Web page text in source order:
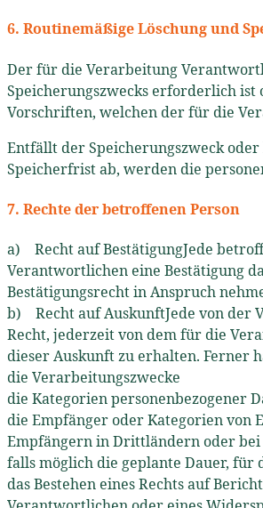
6. Routinemäßige Löschung und
Der für die Verarbeitung
Speicherungszwecks erforderlich ist
Vorschriften, welchen der für die
Entfällt der Speicherungszweck
Speicherfrist ab, werden die
7. Rechte der betroffenen Person
a) Recht auf BestätigungJede
Verantwortlichen eine Bestätigung
Bestätigungsrecht in Anspruch
b) Recht auf AuskunftJede von der
Recht, jederzeit von dem für die
dieser Auskunft zu erhalten. Ferner
die Verarbeitungszwecke
die Kategorien personenbezogener
die Empfänger oder Kategorien von
Empfängern in Drittländern oder
falls möglich die geplante Dauer, für
das Bestehen eines Rechts auf